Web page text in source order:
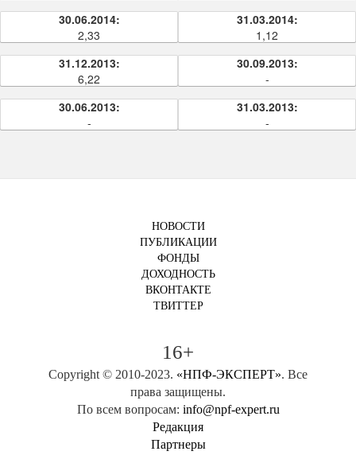
30.06.2014:
2,33
31.03.2014:
1,12
31.12.2013:
6,22
30.09.2013:
-
30.06.2013:
-
31.03.2013:
-
НОВОСТИ
ПУБЛИКАЦИИ
ФОНДЫ
ДОХОДНОСТЬ
ВКОНТАКТЕ
ТВИТТЕР
16+
Copyright © 2010-2023. «НПФ-ЭКСПЕРТ». Все
права защищены.
По всем вопросам: info@npf-expert.ru
Редакция
Партнеры